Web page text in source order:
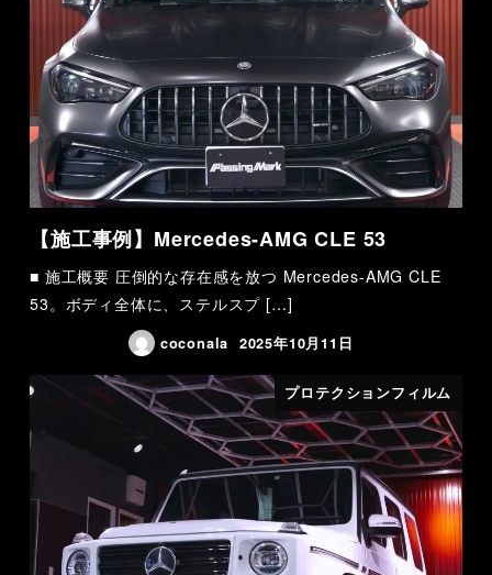
【施工事例】Mercedes-AMG CLE 53
■ 施工概要 圧倒的な存在感を放つ Mercedes-AMG CLE
53。ボディ全体に、ステルスプ […]
coconala 2025年10月11日
プロテクションフィルム